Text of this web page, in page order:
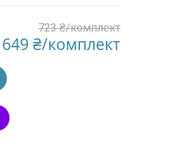
723 ₴/комплект
649 ₴/комплект